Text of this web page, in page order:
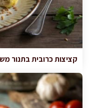
קציצות כרובית בתנור